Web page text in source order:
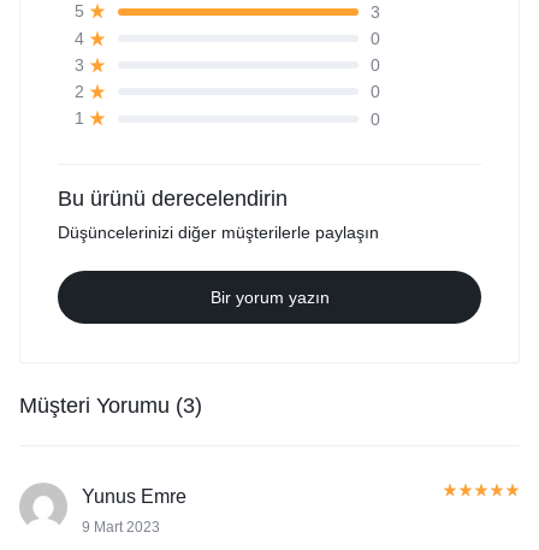
5
3
4
0
3
0
2
0
1
0
Bu ürünü derecelendirin
Düşüncelerinizi diğer müşterilerle paylaşın
Bir yorum yazın
Müşteri Yorumu (3)
Yunus Emre
9 Mart 2023